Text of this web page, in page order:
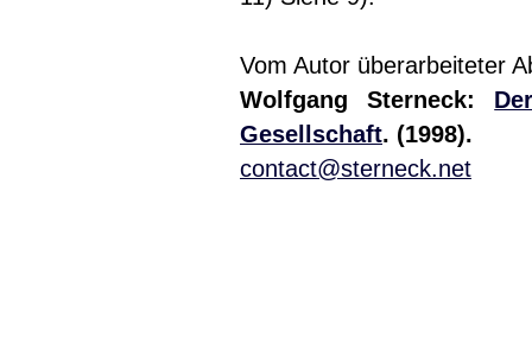
Vom Autor überarbeiteter
Wolfgang Sterneck:
Gesellschaft. (1998).
contact@sterneck.net